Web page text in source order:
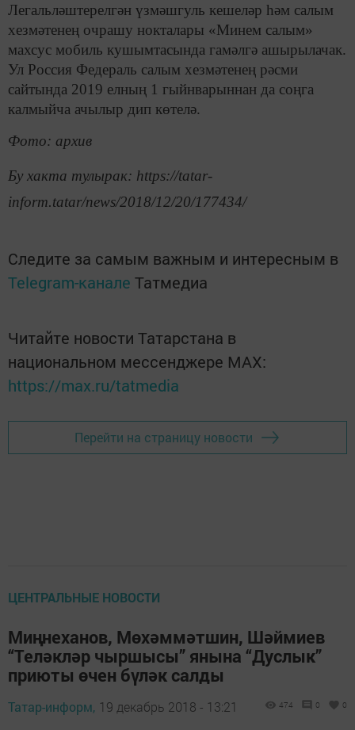
Легальләштерелгән үзмәшгуль кешеләр һәм салым
хезмәтенең очрашу нокталары «Минем салым»
махсус мобиль кушымтасында гамәлгә ашырылачак.
Ул Россия Федераль салым хезмәтенең рәсми
сайтында 2019 елның 1 гыйнварыннан да соңга
калмыйча ачылыр дип көтелә.
Фото: архив
Бу хакта тулырак: https://tatar-
inform.tatar/news/2018/12/20/177434/
Следите за самым важным и интересным в
Telegram-канале Татмедиа
Читайте новости Татарстана в
национальном мессенджере MАХ:
https://max.ru/tatmedia
Перейти на страницу новости
ЦЕНТРАЛЬНЫЕ НОВОСТИ
Миңнеханов, Мөхәммәтшин, Шәймиев
“Теләкләр чыршысы” янына “Дуслык”
приюты өчен бүләк салды
Татар-информ, 19 декабрь 2018 - 13:21 474 0 0